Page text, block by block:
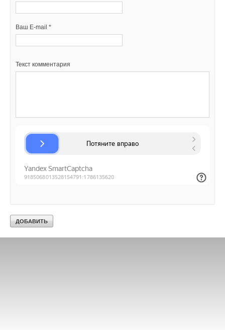
Ваш E-mail *
Текст комментария